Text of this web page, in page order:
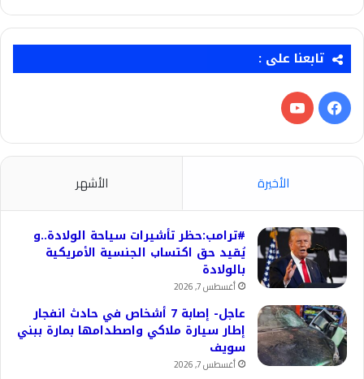
تابعنا على :
فيسبوك‫YouTube
الأخيرة الأشهر
#ترامب:حظر تأشيرات سياحة الولادة..و
يُقيد حق اكتساب الجنسية الأمريكية
بالولادة
أغسطس 7, 2026
عاجل- إصابة 7 أشخاص في حادث انفجار
إطار سيارة ملاكي واصطدامها بمارة ببني
سويف
أغسطس 7, 2026